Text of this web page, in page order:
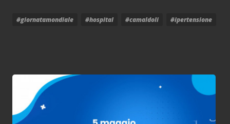
#giornatamondiale #hospital #camaldoli #ipertensione